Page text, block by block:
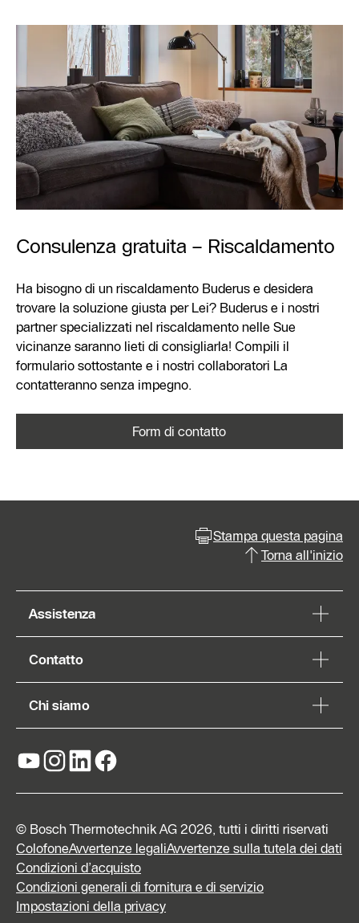
Consulenza gratuita – Riscaldamento
Ha bisogno di un riscaldamento Buderus e desidera
trovare la soluzione giusta per Lei? Buderus e i nostri
partner specializzati nel riscaldamento nelle Sue
vicinanze saranno lieti di consigliarla! Compili il
formulario sottostante e i nostri collaboratori La
contatteranno senza impegno.
Form di contatto
Stampa questa pagina
Torna all'inizio
Assistenza
Contatto
Chi siamo
© Bosch Thermotechnik AG 2026, tutti i diritti riservati
ColofoneAvvertenze legaliAvvertenze sulla tutela dei dati
Condizioni d’acquisto
Condizioni generali di fornitura e di servizio
Impostazioni della privacy